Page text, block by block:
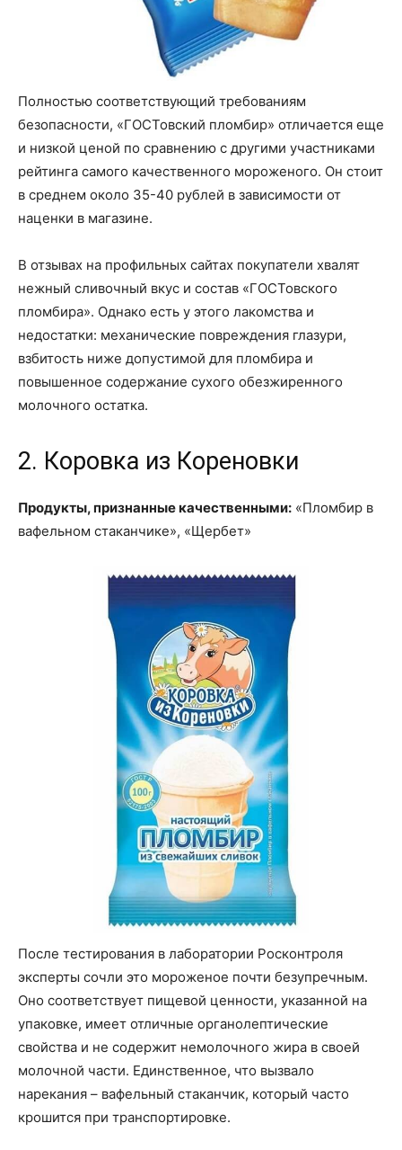
Полностью соответствующий требованиям
безопасности, «ГОСТовский пломбир» отличается еще
и низкой ценой по сравнению с другими участниками
рейтинга самого качественного мороженого. Он стоит
в среднем около 35-40 рублей в зависимости от
наценки в магазине.
В отзывах на профильных сайтах покупатели хвалят
нежный сливочный вкус и состав «ГОСТовского
пломбира». Однако есть у этого лакомства и
недостатки: механические повреждения глазури,
взбитость ниже допустимой для пломбира и
повышенное содержание сухого обезжиренного
молочного остатка.
2. Коровка из Кореновки
Продукты, признанные качественными: «Пломбир в
вафельном стаканчике», «Щербет»
После тестирования в лаборатории Росконтроля
эксперты сочли это мороженое почти безупречным.
Оно соответствует пищевой ценности, указанной на
упаковке, имеет отличные органолептические
свойства и не содержит немолочного жира в своей
молочной части. Единственное, что вызвало
нарекания – вафельный стаканчик, который часто
крошится при транспортировке.